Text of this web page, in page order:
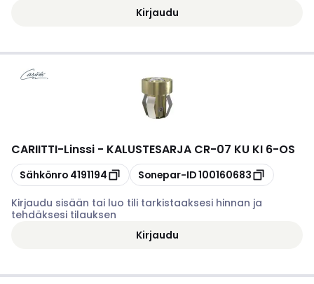
Kirjaudu
CARIITTI-Linssi - KALUSTESARJA CR-07 KU KI 6-OS
Kopioi
Sähkönro 4191194 Kopioi
Sonepar-ID100160683
Kirjaudu sisään tai luo tili tarkistaaksesi hinnan ja
tehdäksesi tilauksen
Kirjaudu